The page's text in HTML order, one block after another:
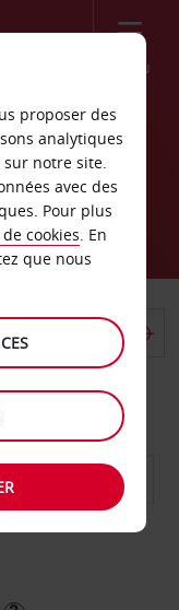
Menu
RETOUR
proposer des
analytiques
notre site.
avec des
Pour plus
cookies. En
que nous